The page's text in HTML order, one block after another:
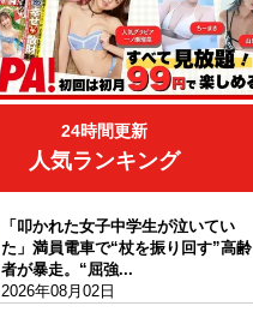
24時間更新
人気ランキング
「叩かれた女子中学生が泣いてい
た」満員電車で“杖を振り回す”高齢
者が暴走。“屈強...
2026年08月02日